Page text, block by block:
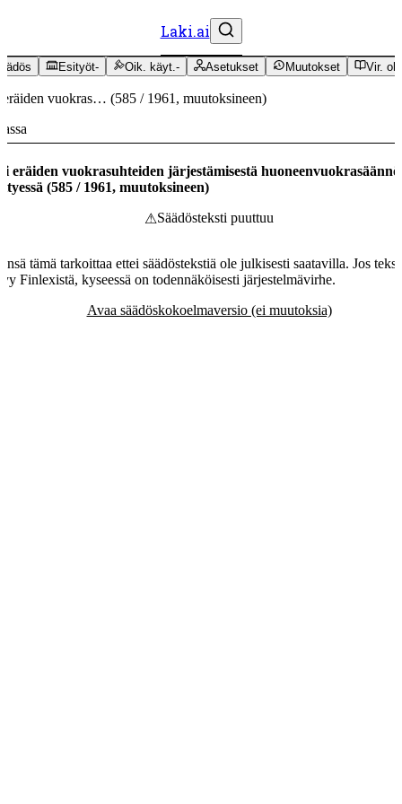
Laki.ai
Esityöt- Oik. käyt.- Asetukset Muutokset Vir.
vuokras… (585 / 1961 , muutoksineen)
eräiden vuokrasuhteiden järjestämisestä
(585 / 1961, muutoksineen)
⚠Säädösteksti puuttuu
tämä tarkoittaa ettei säädöstekstiä ole julkisesti saatavilla. Jos
Finlexistä, kyseessä on todennäköisesti järjestelmävirhe.
Avaa säädöskokoelmaversio (ei muutoksia)